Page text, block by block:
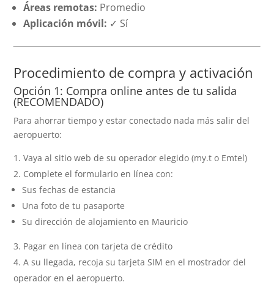
Áreas remotas: Promedio
Aplicación móvil: ✓ Sí
Procedimiento de compra y activación
Opción 1: Compra online antes de tu salida
(RECOMENDADO)
Para ahorrar tiempo y estar conectado nada más salir del
aeropuerto:
Vaya al sitio web de su operador elegido (my.t o Emtel)
Complete el formulario en línea con:
Sus fechas de estancia
Una foto de tu pasaporte
Su dirección de alojamiento en Mauricio
Pagar en línea con tarjeta de crédito
A su llegada, recoja su tarjeta SIM en el mostrador del
operador en el aeropuerto.